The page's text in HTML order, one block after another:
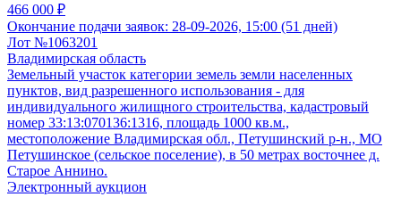
466 000 ₽
Окончание подачи заявок: 28-09-2026, 15:00 (51 дней)
Лот №1063201
Владимирская область
Земельный участок категории земель земли населенных
пунктов, вид разрешенного использования - для
индивидуального жилищного строительства, кадастровый
номер 33:13:070136:1316, площадь 1000 кв.м.,
местоположение Владимирская обл., Петушинский р-н., МО
Петушинское (сельское поселение), в 50 метрах восточнее д.
Старое Аннино.
Электронный аукцион